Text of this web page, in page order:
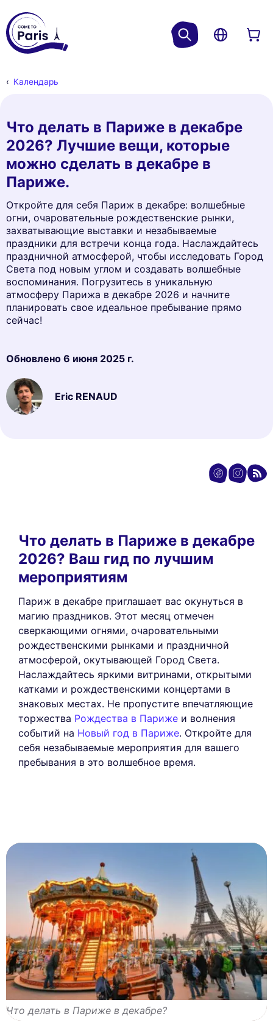
Календарь
Что делать в Париже в декабре
2026? Лучшие вещи, которые
можно сделать в декабре в
Париже.
Откройте для себя Париж в декабре: волшебные
огни, очаровательные рождественские рынки,
захватывающие выставки и незабываемые
праздники для встречи конца года. Наслаждайтесь
праздничной атмосферой, чтобы исследовать Город
Света под новым углом и создавать волшебные
воспоминания. Погрузитесь в уникальную
атмосферу Парижа в декабре 2026 и начните
планировать свое идеальное пребывание прямо
сейчас!
Обновлено 6 июня 2025 г.
Eric RENAUD
Что делать в Париже в декабре
2026? Ваш гид по лучшим
мероприятиям
Париж в декабре приглашает вас окунуться в
магию праздников. Этот месяц отмечен
сверкающими огнями, очаровательными
рождественскими рынками и праздничной
атмосферой, окутывающей Город Света.
Наслаждайтесь яркими витринами, открытыми
катками и рождественскими концертами в
знаковых местах. Не пропустите впечатляющие
торжества Рождества в Париже и волнения
событий на Новый год в Париже. Откройте для
себя незабываемые мероприятия для вашего
пребывания в это волшебное время.
Что делать в Париже в декабре?